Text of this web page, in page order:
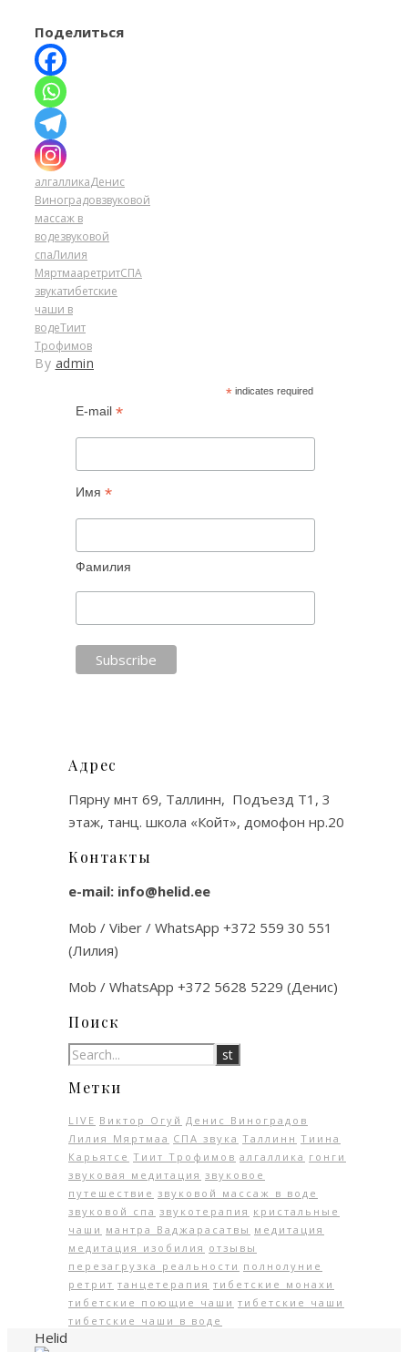
Поделиться
алгалликаДенис
Виноградовзвуковой
массаж в
водезвуковой
спаЛилия
МяртмааретритСПА
звукатибетские
чаши в
водеТиит
Трофимов
By admin
* indicates required
E-mail*
Имя*
Фамилия
Адрес
Пярну мнт 69, Таллинн, Подъезд Т1, 3
этаж, танц. школа «Койт», домофон нр.20
Контакты
e-mail: info@helid.ee
Mob / Viber / WhatsApp +372 559 30 551
(Лилия)
Mob / WhatsApp +372 5628 5229 (Денис)
Поиск
Метки
LIVE Виктор Огуй Денис Виноградов
Лилия Мяртмаа СПА звука Таллинн Тиина
Карьятсе Тиит Трофимов алгаллика гонги
звуковая медитация звуковое
путешествие звуковой массаж в воде
звуковой спа звукотерапия кристальные
чаши мантра Ваджарасатвы медитация
медитация изобилия отзывы
перезагрузка реальности полнолуние
ретрит танцетерапия тибетские монахи
тибетские поющие чаши тибетские чаши
тибетские чаши в воде
Helid